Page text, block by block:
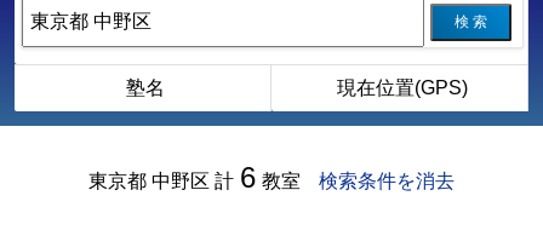
検 索
塾名 現在位置(GPS)
東京都 中野区 計 6 教室 検索条件を消去